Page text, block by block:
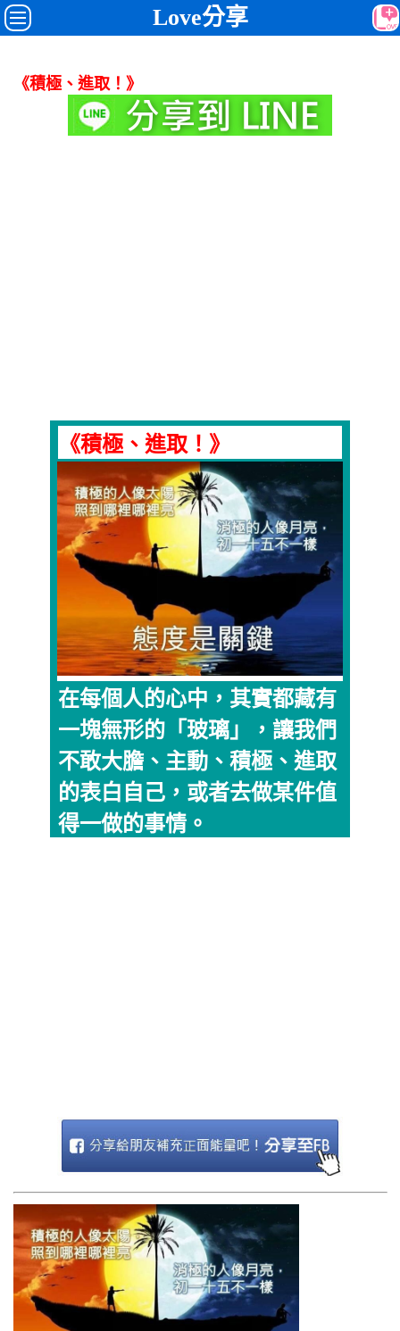
Love分享
《積極、進取！》
《積極、進取！》
在每個人的心中，其實都藏有
一塊無形的「玻璃」，讓我們
不敢大膽、主動、積極、進取
的表白自己，或者去做某件值
得一做的事情。